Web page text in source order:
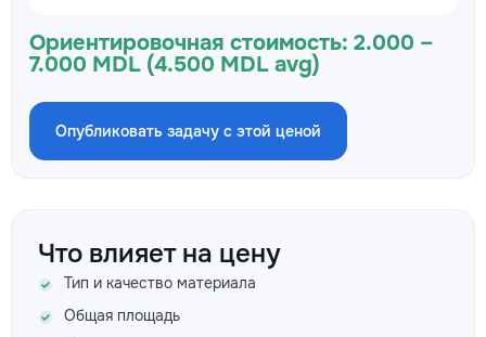
Ориентировочная стоимость: 2.000 –
7.000 MDL (4.500 MDL avg)
Опубликовать задачу с этой ценой
Что влияет на цену
Тип и качество материала
Общая площадь